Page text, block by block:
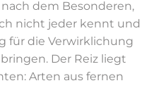
dem Besonderen,
nicht jeder kennt und
für die Verwirklichung
Der Reiz liegt
Arten aus fernen